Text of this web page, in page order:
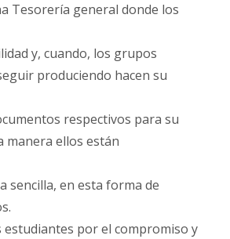
Tesorería general donde los
y, cuando, los grupos
produciendo hacen su
respectivos para su
manera ellos están
sencilla, en esta forma de
estudiantes por el compromiso y